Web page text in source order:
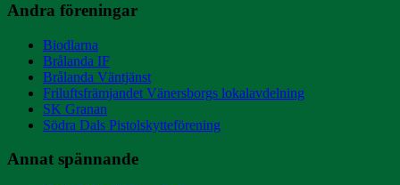
Andra föreningar
Biodlarna
Brålanda IF
Brålanda Väntjänst
Friluftsfrämjandet Vänersborgs lokalavdelning
SK Granan
Södra Dals Pistolskytteförening
Annat spännande